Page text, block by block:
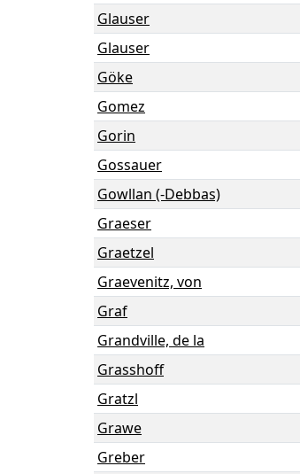
Glauser
Glauser
Göke
Gomez
Gorin
Gossauer
Gowllan (-Debbas)
Graeser
Graetzel
Graevenitz, von
Graf
Grandville, de la
Grasshoff
Gratzl
Grawe
Greber